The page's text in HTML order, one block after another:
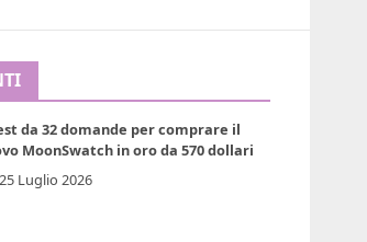
da 32 domande per comprare il
MoonSwatch in oro da 570 dollari
25 Luglio 2026